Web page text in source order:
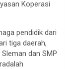
Koperasi
pendidik dari
tiga daerah,
dan SMP